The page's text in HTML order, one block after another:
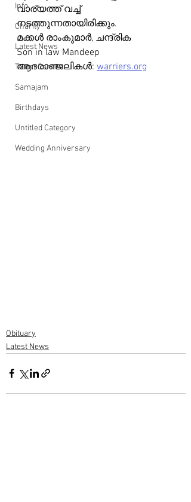
Info
Charity
Latest News
Talent Corner
Samajam
Birthdays
Untitled Category
Wedding Anniversary
വാര്യത്ത് വച്ച്
നടത്തുന്നതായിരിക്കും.
മക്കൾ രാംകുമാർ, ചന്ദ്രിക
Son in law Mandeep
ആദരാഞ്ജലികൾ: warriers.org
Obituary
Latest News